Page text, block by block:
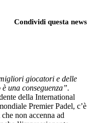
Condividi questa news
giocatori e delle
una conseguenza”.
della International
Premier Padel, c’è
non accenna ad